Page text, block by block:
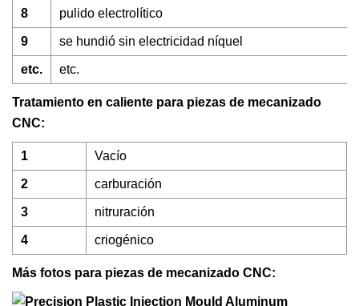
8 pulido electrolítico
9 se hundió sin electricidad níquel
etc. etc.
Tratamiento en caliente para piezas de mecanizado
CNC:
1 Vacío
2 carburación
3 nitruración
4 criogénico
Más fotos para piezas de mecanizado CNC: